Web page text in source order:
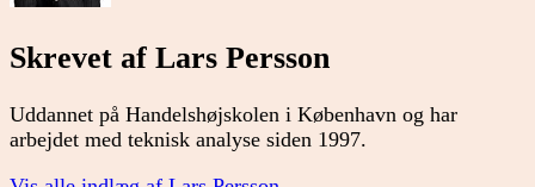
Skrevet af Lars Persson
Uddannet på Handelshøjskolen i København og har
arbejdet med teknisk analyse siden 1997.